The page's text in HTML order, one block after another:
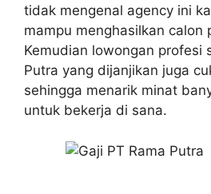
tidak mengenal agency ini
mampu menghasilkan calon
Kemudian lowongan profesi
Putra yang dijanjikan juga
sehingga menarik minat
untuk bekerja di sana.